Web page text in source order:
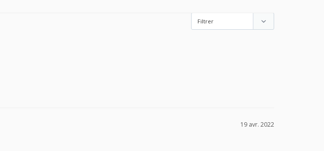
19 avr. 2022